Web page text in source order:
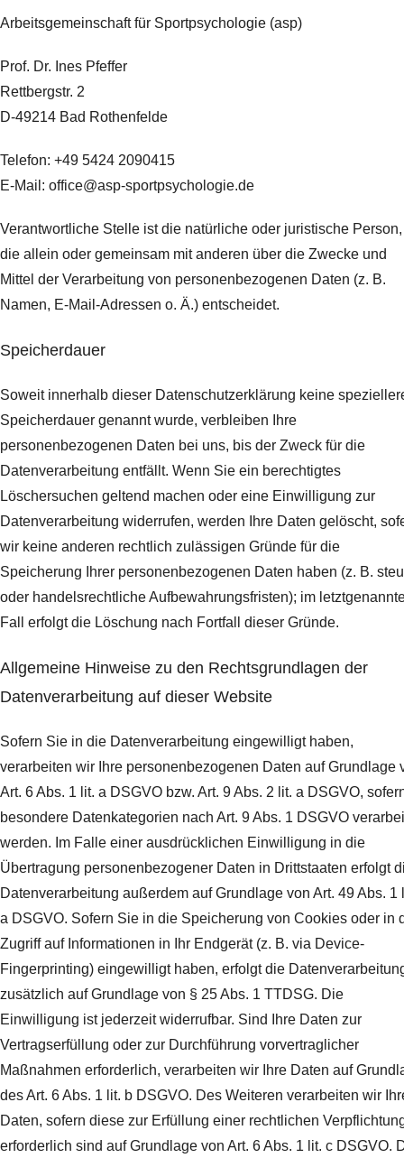
Arbeitsgemeinschaft für Sportpsychologie (asp)
Prof. Dr. Ines Pfeffer
Rettbergstr. 2
D-49214 Bad Rothenfelde
Telefon: +49 5424 2090415
E-Mail: office@asp-sportpsychologie.de
Verantwortliche Stelle ist die natürliche oder juristische Person,
die allein oder gemeinsam mit anderen über die Zwecke und
Mittel der Verarbeitung von personenbezogenen Daten (z. B.
Namen, E-Mail-Adressen o. Ä.) entscheidet.
Speicherdauer
Soweit innerhalb dieser Datenschutzerklärung keine
Speicherdauer genannt wurde, verbleiben Ihre
personenbezogenen Daten bei uns, bis der Zweck für die
Datenverarbeitung entfällt. Wenn Sie ein berechtigtes
Löschersuchen geltend machen oder eine Einwilligung zur
Datenverarbeitung widerrufen, werden Ihre Daten gelöscht,
wir keine anderen rechtlich zulässigen Gründe für die
Speicherung Ihrer personenbezogenen Daten haben (z. B.
oder handelsrechtliche Aufbewahrungsfristen); im
Fall erfolgt die Löschung nach Fortfall dieser Gründe.
Allgemeine Hinweise zu den Rechtsgrundlagen der
Datenverarbeitung auf dieser Website
Sofern Sie in die Datenverarbeitung eingewilligt haben,
verarbeiten wir Ihre personenbezogenen Daten auf Grundlage
Art. 6 Abs. 1 lit. a DSGVO bzw. Art. 9 Abs. 2 lit. a DSGVO,
besondere Datenkategorien nach Art. 9 Abs. 1 DSGVO
werden. Im Falle einer ausdrücklichen Einwilligung in die
Übertragung personenbezogener Daten in Drittstaaten erfolgt
Datenverarbeitung außerdem auf Grundlage von Art. 49 Abs. 1
a DSGVO. Sofern Sie in die Speicherung von Cookies oder in
Zugriff auf Informationen in Ihr Endgerät (z. B. via Device-
Fingerprinting) eingewilligt haben, erfolgt die
zusätzlich auf Grundlage von § 25 Abs. 1 TTDSG. Die
Einwilligung ist jederzeit widerrufbar. Sind Ihre Daten zur
Vertragserfüllung oder zur Durchführung vorvertraglicher
Maßnahmen erforderlich, verarbeiten wir Ihre Daten auf
des Art. 6 Abs. 1 lit. b DSGVO. Des Weiteren verarbeiten wir
Daten, sofern diese zur Erfüllung einer rechtlichen
erforderlich sind auf Grundlage von Art. 6 Abs. 1 lit. c DSGVO.